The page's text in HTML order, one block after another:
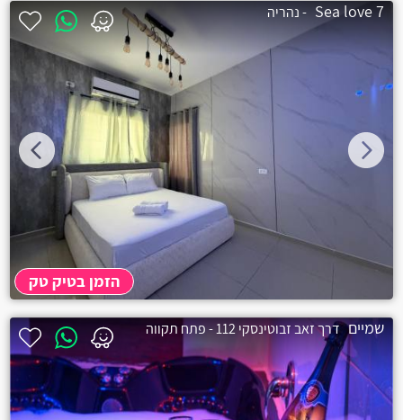
Sea love 7 - נהריה
הזמן בטיק טק
שמיים דרך זאב זבוטינסקי 112 - פתח תקווה